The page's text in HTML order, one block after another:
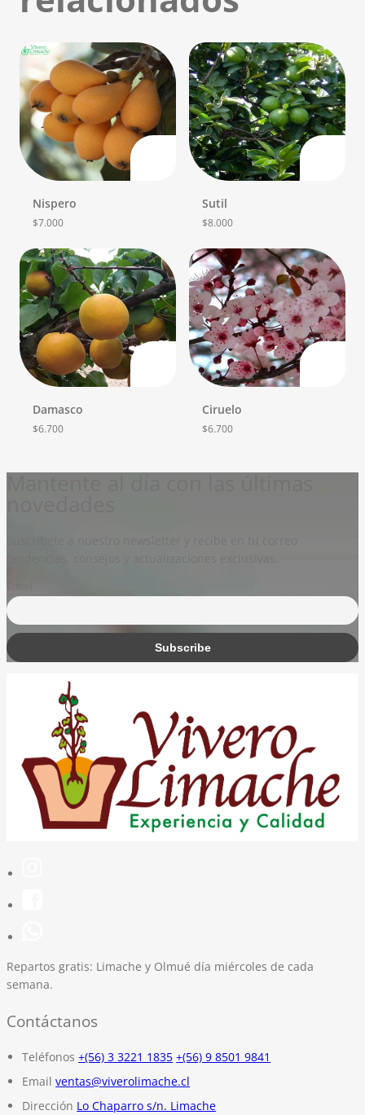
Nispero
$7.000
Sutil
$8.000
Damasco
$6.700
Ciruelo
$6.700
Repartos gratis: Limache y Olmué día miércoles de cada
semana.
Contáctanos
Teléfonos +(56) 3 3221 1835 +(56) 9 8501 9841
Email ventas@viverolimache.cl
Dirección Lo Chaparro s/n. Limache